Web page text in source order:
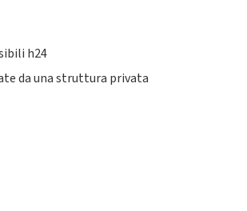
h24
da una struttura privata